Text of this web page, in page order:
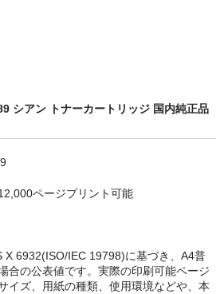
ー
シアン トナーカートリッジ 国内純正品
ページプリント可能
X 6932(ISO/IEC 19798)に基づき、A4普
合の公表値です。実際の印刷可能ページ
イズ、用紙の種類、使用環境などや、本